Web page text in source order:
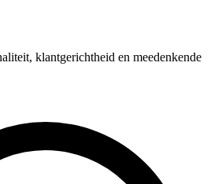
klantgerichtheid en meedenkende